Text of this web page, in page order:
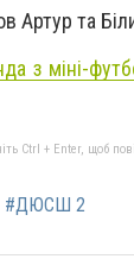
Артур та
з міні-
Ctrl + Enter, щоб
#ДЮСШ 2